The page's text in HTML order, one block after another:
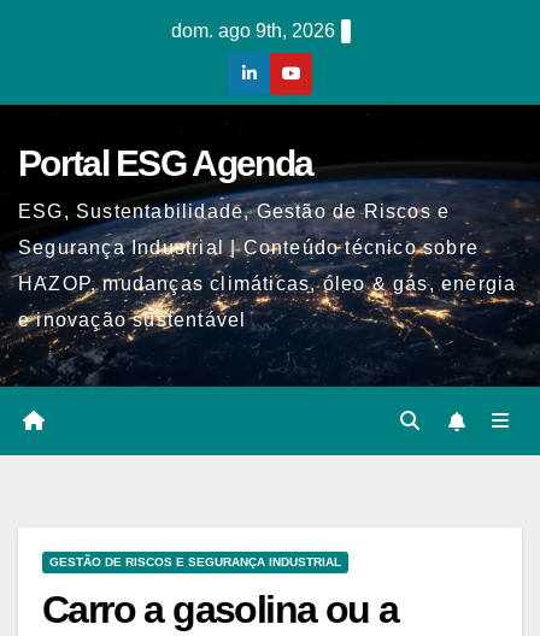
dom. ago 9th, 2026
Portal ESG Agenda
ESG, Sustentabilidade, Gestão de Riscos e
Segurança Industrial | Conteúdo técnico sobre
HAZOP, mudanças climáticas, óleo & gás, energia
e inovação sustentável
GESTÃO DE RISCOS E SEGURANÇA INDUSTRIAL
Carro a gasolina ou a